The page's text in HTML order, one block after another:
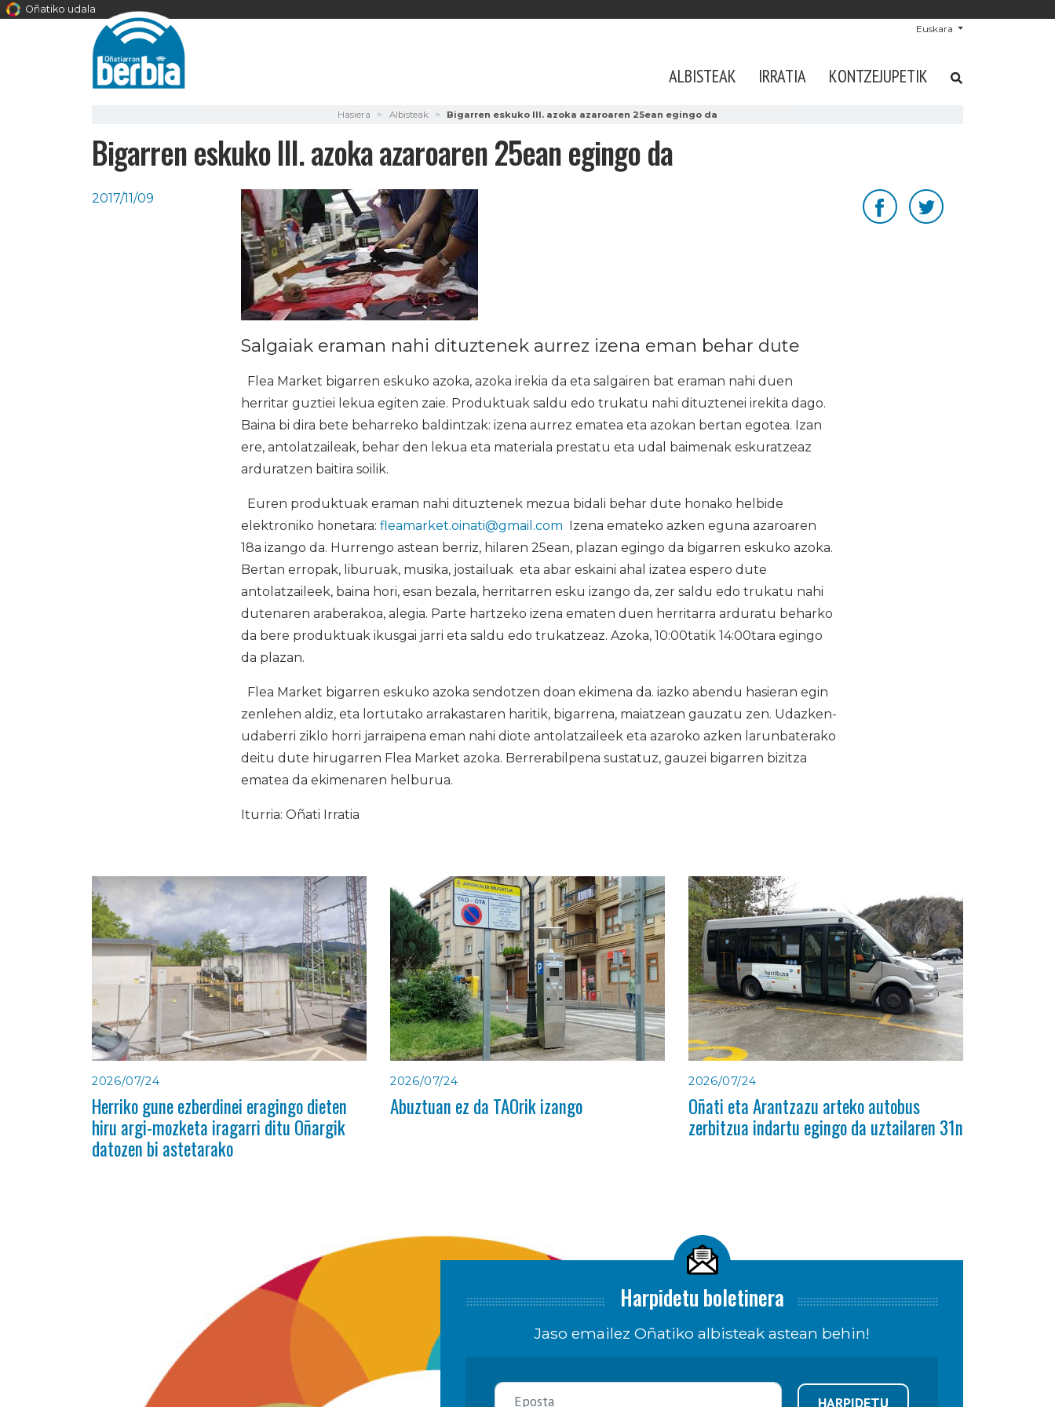
Oñatiko udala
Euskara
ALBISTEAK IRRATIA KONTZEJUPETIK
Hasiera Albisteak Bigarren eskuko III. azoka azaroaren 25ean egingo da
Bigarren eskuko III. azoka azaroaren 25ean egingo da
2017/11/09
Salgaiak eraman nahi dituztenek aurrez izena eman behar dute
Flea Market bigarren eskuko azoka, azoka irekia da eta salgairen bat eraman nahi duen
herritar guztiei lekua egiten zaie. Produktuak saldu edo trukatu nahi dituztenei irekita dago.
Baina bi dira bete beharreko baldintzak: izena aurrez ematea eta azokan bertan egotea. Izan
ere, antolatzaileak, behar den lekua eta materiala prestatu eta udal baimenak eskuratzeaz
arduratzen baitira soilik.
Euren produktuak eraman nahi dituztenek mezua bidali behar dute honako helbide
elektroniko honetara: fleamarket.oinati@gmail.com Izena emateko azken eguna azaroaren
18a izango da. Hurrengo astean berriz, hilaren 25ean, plazan egingo da bigarren eskuko azoka.
Bertan erropak, liburuak, musika, jostailuak eta abar eskaini ahal izatea espero dute
antolatzaileek, baina hori, esan bezala, herritarren esku izango da, zer saldu edo trukatu nahi
dutenaren araberakoa, alegia. Parte hartzeko izena ematen duen herritarra arduratu beharko
da bere produktuak ikusgai jarri eta saldu edo trukatzeaz. Azoka, 10:00tatik 14:00tara egingo
da plazan.
Flea Market bigarren eskuko azoka sendotzen doan ekimena da. iazko abendu hasieran egin
zenlehen aldiz, eta lortutako arrakastaren haritik, bigarrena, maiatzean gauzatu zen. Udazken-
udaberri ziklo horri jarraipena eman nahi diote antolatzaileek eta azaroko azken larunbaterako
deitu dute hirugarren Flea Market azoka. Berrerabilpena sustatuz, gauzei bigarren bizitza
ematea da ekimenaren helburua.
Iturria: Oñati Irratia
2026/07/24
Herriko gune ezberdinei eragingo dieten
hiru argi-mozketa iragarri ditu Oñargik
datozen bi astetarako
2026/07/24
Abuztuan ez da TAOrik izango
2026/07/24
Oñati eta Arantzazu arteko autobus
zerbitzua indartu egingo da uztailaren 31n
Harpidetu boletinera
Jaso emailez Oñatiko albisteak astean behin!
HARPIDETU